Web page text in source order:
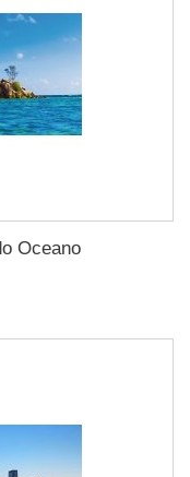
Oceano